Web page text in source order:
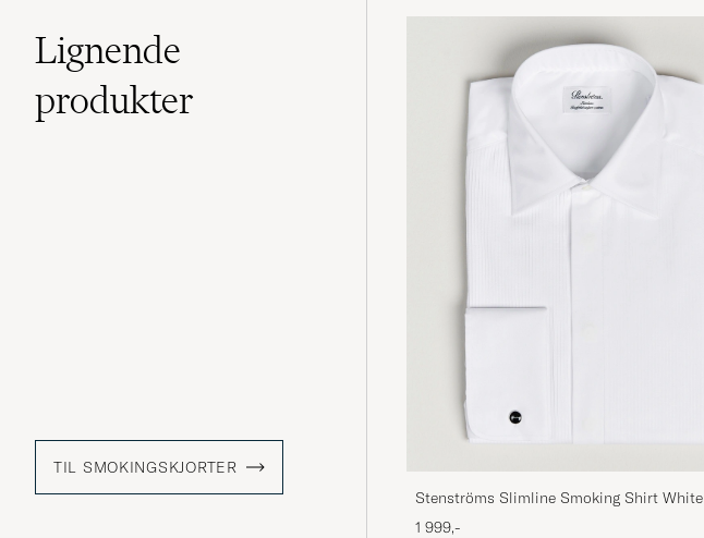
Lignende
produkter
TIL SMOKINGSKJORTER
Stenströms Slimline Smoking Shirt White
1 999,-